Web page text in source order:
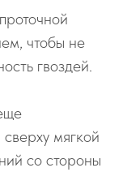
чтобы не
гвоздей.
мягкой
со стороны